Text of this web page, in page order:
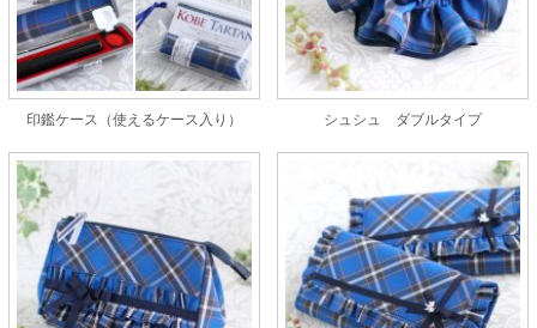
印鑑ケース（使えるケース入り） シュシュ ダブルタイプ